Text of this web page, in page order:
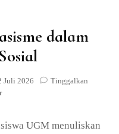
dalam
Juli 2026
Tinggalkan
pada
RasismeUGM menuliskan